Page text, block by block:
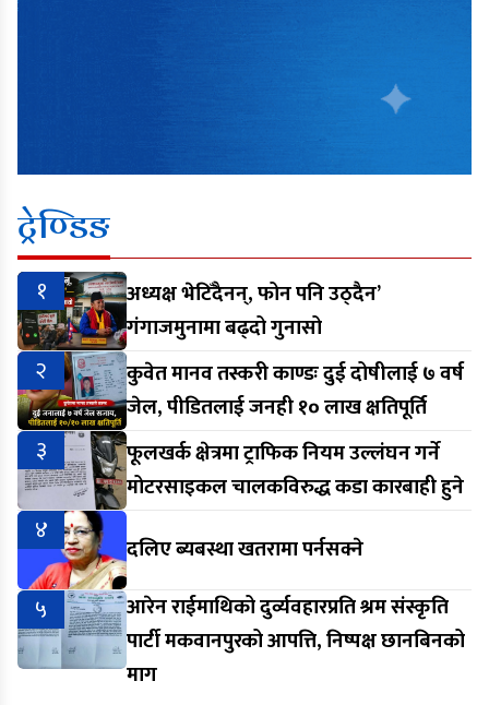
ट्रेण्डिङ
१
अध्यक्ष भेटिँदैनन्, फोन पनि उठ्दैन’
गंगाजमुनामा बढ्दो गुनासो
२
कुवेत मानव तस्करी काण्डः दुई दोषीलाई ७ वर्ष
जेल, पीडितलाई जनही १० लाख क्षतिपूर्ति
३
फूलखर्क क्षेत्रमा ट्राफिक नियम उल्लंघन गर्ने
मोटरसाइकल चालकविरुद्ध कडा कारबाही हुने
४
दलिए ब्यबस्था खतरामा पर्नसक्ने
५
आरेन राईमाथिको दुर्व्यवहारप्रति श्रम संस्कृति
पार्टी मकवानपुरको आपत्ति, निष्पक्ष छानबिनको
माग